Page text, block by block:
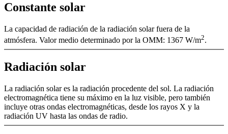
Constante solar
La capacidad de radiación de la radiación solar fuera de la
atmósfera. Valor medio determinado por la OMM: 1367 W/­m2.
Radiación solar
La radiación solar es la radiación procedente del sol. La radiación
electromagnética tiene su máximo en la luz visible, pero también
incluye otras ondas electromagnéticas, desde los rayos X y la
radiación UV hasta las ondas de radio.